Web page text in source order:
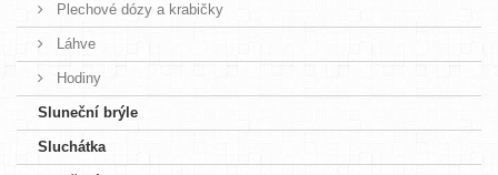
Plechové dózy a krabičky
Láhve
Hodiny
Sluneční brýle
Sluchátka